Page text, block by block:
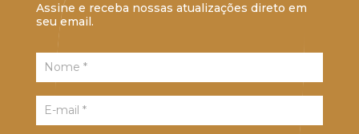
Assine e receba nossas atualizações direto em
seu email.